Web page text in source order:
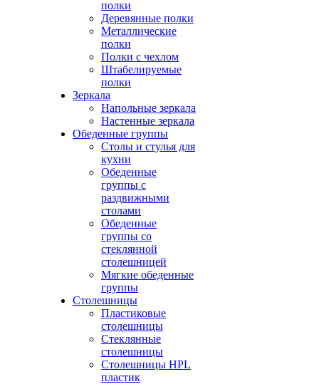
полки
Деревянные полки
Металлические
полки
Полки с чехлом
Штабелируемые
полки
Зеркала
Напольные зеркала
Настенные зеркала
Обеденные группы
Столы и стулья для
кухни
Обеденные
группы с
раздвижными
столами
Обеденные
группы со
стеклянной
столешницей
Мягкие обеденные
группы
Столешницы
Пластиковые
столешницы
Стеклянные
столешницы
Столешницы HPL
пластик